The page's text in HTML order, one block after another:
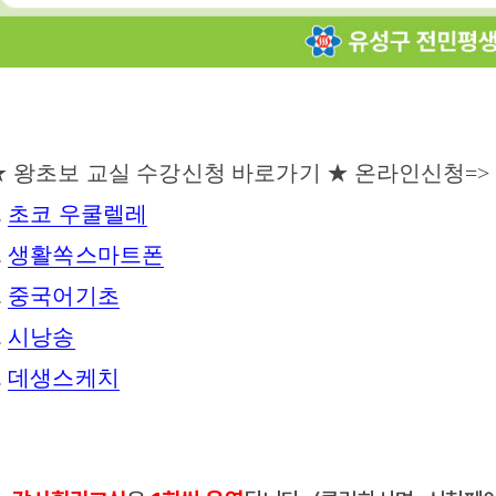
왕초보 교실 수강신청 바로가기 ★ 온라인신청=>
초코 우쿨렐레
생활쏙스마트폰
중국어기초
시낭송
데생스케치